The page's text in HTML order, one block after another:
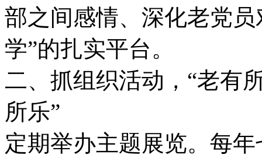
部之间感情、深化老党
学”的扎实平台。
二、抓组织活动，“老有
所乐”
定期举办主题展览。每